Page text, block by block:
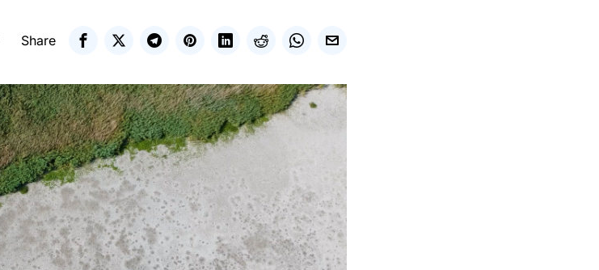
Share